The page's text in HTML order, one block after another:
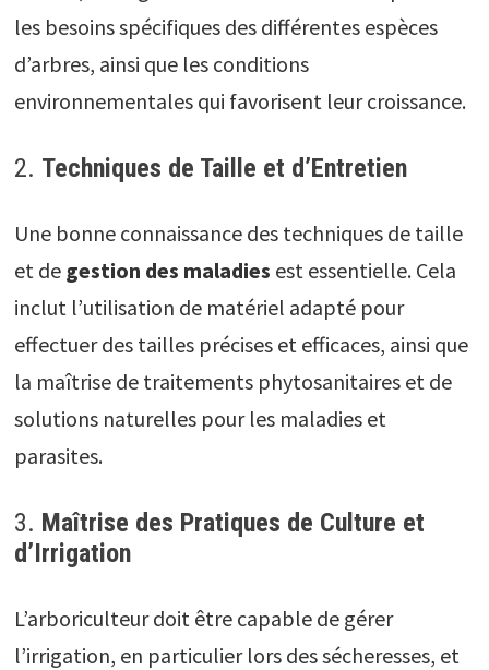
les besoins spécifiques des différentes espèces
d’arbres, ainsi que les conditions
environnementales qui favorisent leur croissance.
2. Techniques de Taille et d’Entretien
Une bonne connaissance des techniques de taille
et de gestion des maladies est essentielle. Cela
inclut l’utilisation de matériel adapté pour
effectuer des tailles précises et efficaces, ainsi que
la maîtrise de traitements phytosanitaires et de
solutions naturelles pour les maladies et
parasites.
3. Maîtrise des Pratiques de Culture et
d’Irrigation
L’arboriculteur doit être capable de gérer
l’irrigation, en particulier lors des sécheresses, et